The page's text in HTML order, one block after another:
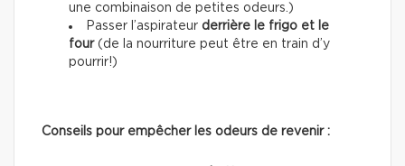
une combinaison de petites odeurs.)
Passer l’aspirateur derrière le frigo et le
four(de la nourriture peut être en train d’y
pourrir!)
Conseils pour empêcher les odeurs de revenir :